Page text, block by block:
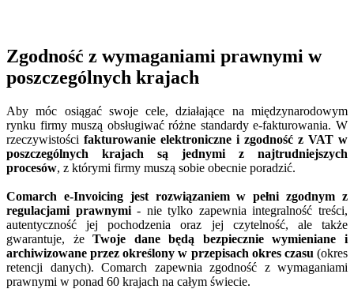
Zgodność z wymaganiami prawnymi w
poszczególnych krajach
Aby móc osiągać swoje cele, działające na międzynarodowym
rynku firmy muszą obsługiwać różne standardy e-fakturowania. W
rzeczywistości fakturowanie elektroniczne i zgodność z VAT w
poszczególnych krajach są jednymi z najtrudniejszych
procesów, z którymi firmy muszą sobie obecnie poradzić.
Comarch e-Invoicing jest rozwiązaniem w pełni zgodnym z
regulacjami prawnymi- nie tylko zapewnia integralność treści,
autentyczność jej pochodzenia oraz jej czytelność, ale także
gwarantuje, żeTwoje dane będą bezpiecznie wymieniane i
archiwizowane przez określony w przepisach okres czasu (okres
retencji danych). Comarch zapewnia zgodność z wymaganiami
prawnymi w ponad 60 krajach na całym świecie.